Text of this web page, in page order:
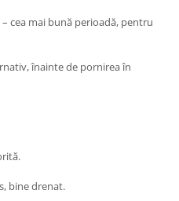
cea mai bună perioadă, pentru
înainte de pornirea în
bine drenat.